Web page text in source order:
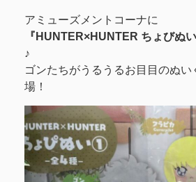
アミューズメントコーナに
『HUNTER×HUNTER ちょびぬ
♪
ゴンたちがうるうるお目目のぬい
場！